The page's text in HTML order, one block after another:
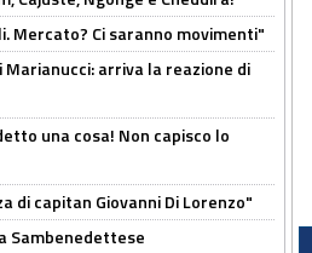
Mercato? Ci saranno movimenti"
arriva la reazione di
una cosa! Non capisco lo
di capitan Giovanni Di Lorenzo"
Sambenedettese